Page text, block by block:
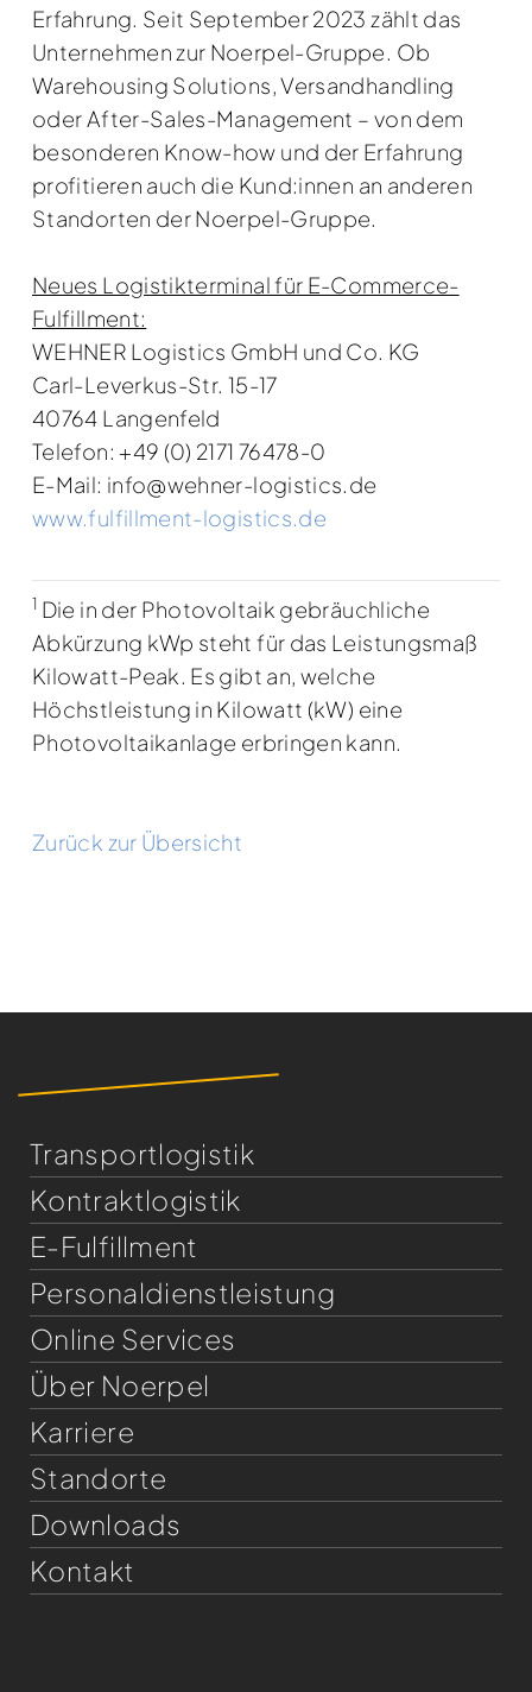
Erfahrung. Seit September 2023 zählt das
Unternehmen zur Noerpel-Gruppe. Ob
Warehousing Solutions, Versandhandling
oder After-Sales-Management – von dem
besonderen Know-how und der Erfahrung
profitieren auch die Kund:innen an anderen
Standorten der Noerpel-Gruppe.
Neues Logistikterminal für E-Commerce-
Fulfillment:
WEHNER Logistics GmbH und Co. KG
Carl-Leverkus-Str. 15-17
40764 Langenfeld
Telefon: +49 (0) 2171 76478-0
E-Mail: info@wehner-logistics.de
www.fulfillment-logistics.de
1 Die in der Photovoltaik gebräuchliche
Abkürzung kWp steht für das Leistungsmaß
Kilowatt-Peak. Es gibt an, welche
Höchstleistung in Kilowatt (kW) eine
Photovoltaikanlage erbringen kann.
Zurück zur Übersicht
Transportlogistik
Kontraktlogistik
E-Fulfillment
Personaldienst­leistung
Online Services
Über Noerpel
Karriere
Standorte
Downloads
Kontakt